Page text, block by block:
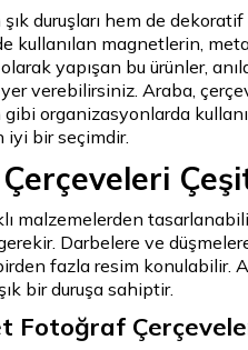
duruşları hem de
kullanılan magnetlerin,
yapışan bu ürünler,
verebilirsiniz. Araba,
organizasyonlarda
iyi bir seçimdir.
malzemelerden
Darbelere ve
fazla resim
bir duruşa sahiptir.
Fotoğraf